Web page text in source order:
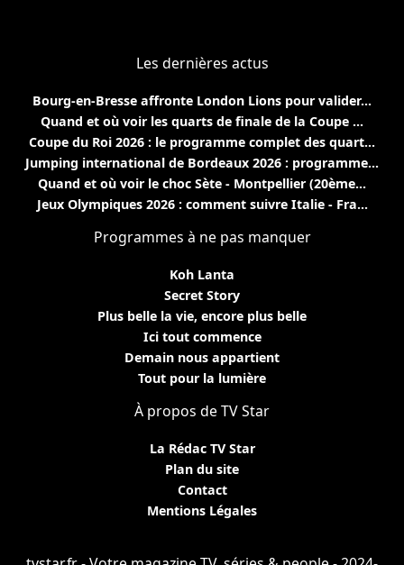
Les dernières actus
Bourg-en-Bresse affronte London Lions pour valider...
Quand et où voir les quarts de finale de la Coupe ...
Coupe du Roi 2026 : le programme complet des quart...
Jumping international de Bordeaux 2026 : programme...
Quand et où voir le choc Sète - Montpellier (20ème...
Jeux Olympiques 2026 : comment suivre Italie - Fra...
Programmes à ne pas manquer
Koh Lanta
Secret Story
Plus belle la vie, encore plus belle
Ici tout commence
Demain nous appartient
Tout pour la lumière
À propos de TV Star
La Rédac TV Star
Plan du site
Contact
Mentions Légales